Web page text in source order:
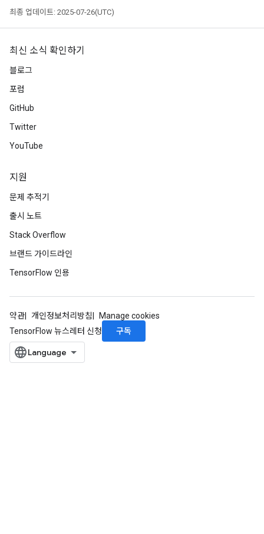
최종 업데이트: 2025-07-26(UTC)
최신 소식 확인하기
블로그
포럼
GitHub
Twitter
YouTube
지원
문제 추적기
출시 노트
Stack Overflow
브랜드 가이드라인
TensorFlow 인용
약관 개인정보처리방침
Manage cookies
TensorFlow 뉴스레터 신청
구독